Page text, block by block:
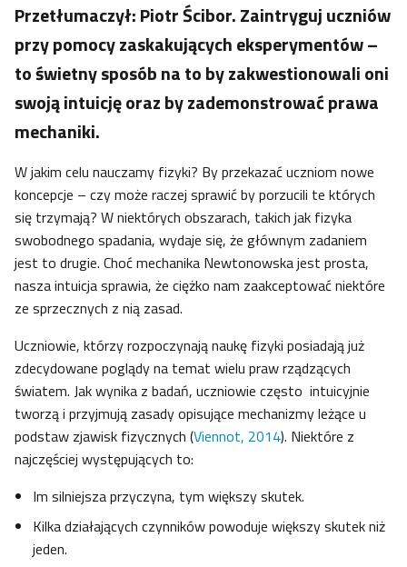
Przetłumaczył: Piotr Ścibor. Zaintryguj uczniów
przy pomocy zaskakujących eksperymentów –
to świetny sposób na to by zakwestionowali oni
swoją intuicję oraz by zademonstrować prawa
mechaniki.
W jakim celu nauczamy fizyki? By przekazać uczniom nowe
koncepcje – czy może raczej sprawić by porzucili te których
się trzymają? W niektórych obszarach, takich jak fizyka
swobodnego spadania, wydaje się, że głównym zadaniem
jest to drugie. Choć mechanika Newtonowska jest prosta,
nasza intuicja sprawia, że ciężko nam zaakceptować niektóre
ze sprzecznych z nią zasad.
Uczniowie, którzy rozpoczynają naukę fizyki posiadają już
zdecydowane poglądy na temat wielu praw rządzących
światem. Jak wynika z badań, uczniowie często intuicyjnie
tworzą i przyjmują zasady opisujące mechanizmy leżące u
podstaw zjawisk fizycznych (Viennot, 2014). Niektóre z
najczęściej występujących to:
Im silniejsza przyczyna, tym większy skutek.
Kilka działających czynników powoduje większy skutek niż
jeden.